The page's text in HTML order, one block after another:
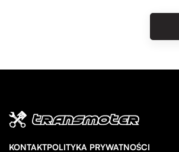
KONTAKTPOLITYKA PRYWATNOŚCI